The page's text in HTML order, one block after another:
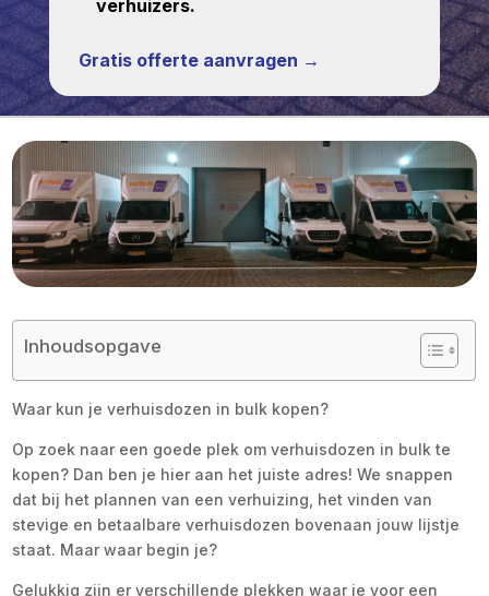
verhuizers.
Gratis offerte aanvragen →
Inhoudsopgave
Waar kun je verhuisdozen in bulk kopen?
Op zoek naar een goede plek om verhuisdozen in bulk te
kopen? Dan ben je hier aan het juiste adres! We snappen
dat bij het plannen van een verhuizing, het vinden van
stevige en betaalbare verhuisdozen bovenaan jouw lijstje
staat. Maar waar begin je?
Gelukkig zijn er verschillende plekken waar je voor een